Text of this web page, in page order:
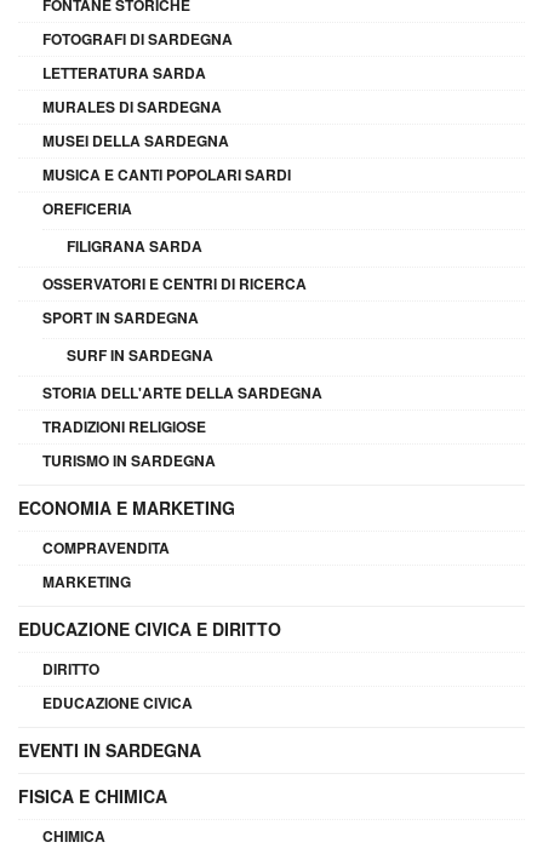
FONTANE STORICHE
FOTOGRAFI DI SARDEGNA
LETTERATURA SARDA
MURALES DI SARDEGNA
MUSEI DELLA SARDEGNA
MUSICA E CANTI POPOLARI SARDI
OREFICERIA
FILIGRANA SARDA
OSSERVATORI E CENTRI DI RICERCA
SPORT IN SARDEGNA
SURF IN SARDEGNA
STORIA DELL'ARTE DELLA SARDEGNA
TRADIZIONI RELIGIOSE
TURISMO IN SARDEGNA
ECONOMIA E MARKETING
COMPRAVENDITA
MARKETING
EDUCAZIONE CIVICA E DIRITTO
DIRITTO
EDUCAZIONE CIVICA
EVENTI IN SARDEGNA
FISICA E CHIMICA
CHIMICA